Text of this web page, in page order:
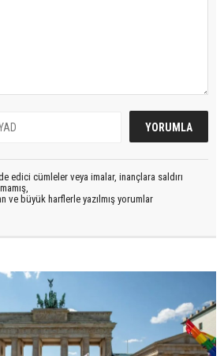
edici cümleler veya imalar, inançlara saldırı
ve büyük harflerle yazılmış yorumlar